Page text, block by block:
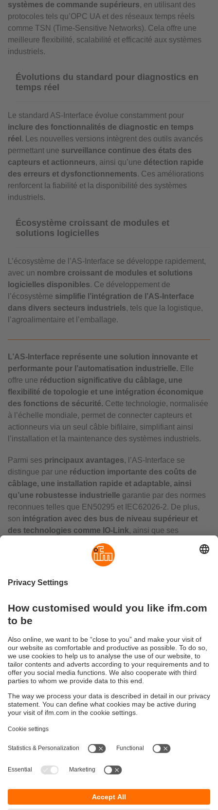
systèmes de commande supérieurs, en utilisant des
protocoles tels qu’OPC UA et des réseaux temps réels
comme TSN (Time-Sensitive Networks). Cela offre une
meilleure flexibilité, scalabilité et efficacité aux systèmes
industriels.
Évolutions du standard pour diagnostics en
temps réel
Le standard AS-Interface évolue constamment pour
inclure des fonctionnalités de diagnostic en temps
réel . Les nouvelles versions intègrent des outils avancés
permettant une surveillance continue des états des
capteurs et actionneurs, ainsi qu’une détection rapide
des erreurs et dysfonctionnements. Ces améliorations
renforcent la fiabilité et la disponibilité des systèmes
industriels.
Écosystème croissant de modules et
solutions logicielles
L’écosystème de l’AS-Interface se développe rapidement,
avec un nombre croissant de modules et solutions
logicielles disponibles. Ce développement de
l’écosystème simplifie l’intégration de l’AS-Interface
dans divers secteurs industriels, tels que la logistique,
l’agroalimentaire et l’emballage.
L’AS-Interface représente une solution innovante et
performante pour l’automatisation industrielle. Elle
offre une réduction significative du câblage, une
flexibilité de topologie et une intégration économique
des fonctions de sécurité. Cette technologie, normalisée
à l’échelle mondiale, permet de connecter capteurs et
actionneurs via un seul câble bifilaire, simplifiant ainsi
l’installation et la maintenance des systèmes industriels.
Parmi ses principaux avantages, l’AS-Interface se
distingue par une réduction importante des coûts de
câblage, une installation rapide et adaptable, ainsi
qu’une robustesse industrielle garantie par des normes
reconnues telles que EN50295 et IEC62026-2. De plus,
son intégration avec des bus de niveau supérieur et
des technologies comme IO-Link, ainsi que ses
avancées vers des diagnostics en temps réel,
son rôle central dans l’Industrie 4.0
composé de modules et de solutions logicielles, l’AS-
facilite l’automatisation intelligente des processus
industriels
améliorer leur disponibilité et accroître leur compétitivité.
Avec les produits et le support ifm, vous avez la possibilité
d'optimiser vos processus industriels grâce à notre gamme
complète compatible ASI.
Durabilité
Sites (EN)
Responsible Disclosure
1731 Zellik